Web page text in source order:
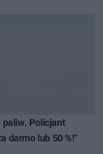
paliw. Policjant
darmo lub 50 %!"